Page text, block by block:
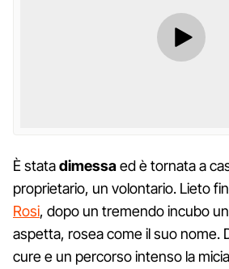
È statadimessaed è tornata a
proprietario, un volontario. Lieto
Rosi, dopo un tremendo incubo
aspetta, rosea come il suo nome.
cure e un percorso intenso la